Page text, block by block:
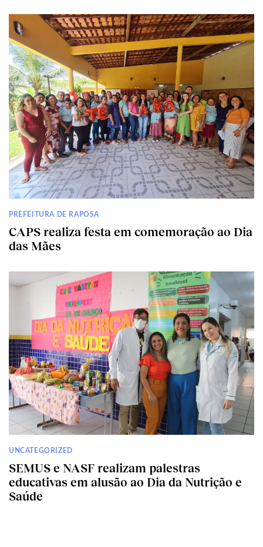
PREFEITURA DE RAPOSA
CAPS realiza festa em comemoração ao Dia
das Mães
UNCATEGORIZED
SEMUS e NASF realizam palestras
educativas em alusão ao Dia da Nutrição e
Saúde